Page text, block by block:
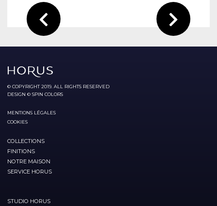
© COPYRIGHT 2019. ALL RIGHTS RESERVED
DESIGN © SPIN COLORS
MENTIONS LÉGALES
COOKIES
COLLECTIONS
FINITIONS
NOTRE MAISON
SERVICE HORUS
STUDIO HORUS